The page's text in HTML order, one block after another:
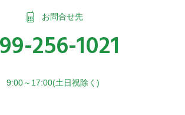
お問合せ先
256-1021
9:00～17:00(土日祝除く)